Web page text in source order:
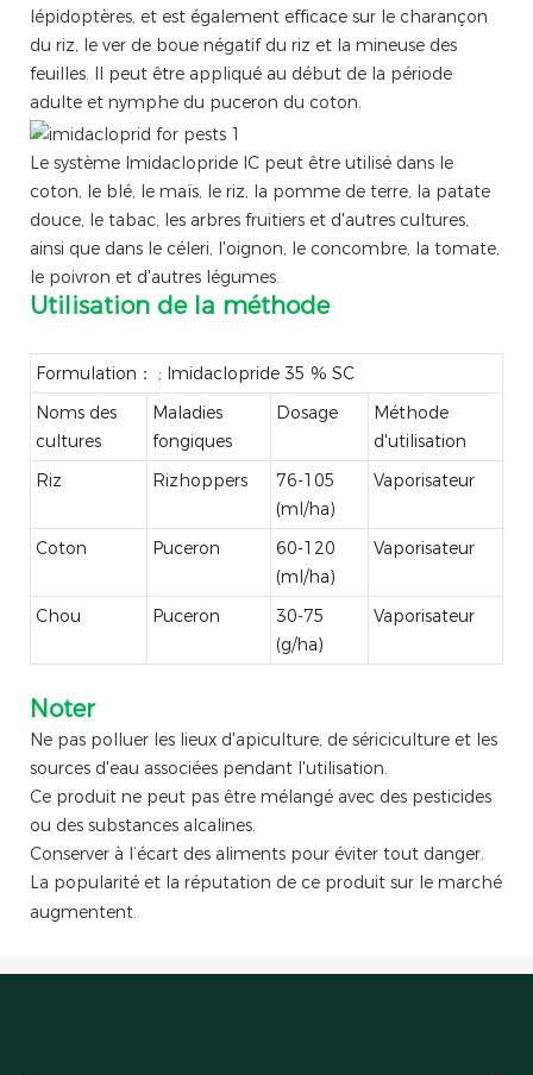
lépidoptères, et est également efficace sur le charançon
du riz, le ver de boue négatif du riz et la mineuse des
feuilles. Il peut être appliqué au début de la période
adulte et nymphe du puceron du coton.
Le système Imidaclopride IC peut être utilisé dans le
coton, le blé, le maïs, le riz, la pomme de terre, la patate
douce, le tabac, les arbres fruitiers et d'autres cultures,
ainsi que dans le céleri, l'oignon, le concombre, la tomate,
le poivron et d'autres légumes.
Utilisation de la méthode
Formulation： ; Imidaclopride 35 % SC
Noms des
cultures
Maladies
fongiques
Dosage
Méthode
d'utilisation
Riz
Rizhoppers
76-105
(ml/ha)
Vaporisateur
Coton Puceron
60-120
(ml/ha)
Vaporisateur
Chou Puceron
30-75
(g/ha)
Vaporisateur
Noter
Ne pas polluer les lieux d'apiculture, de sériciculture et les
sources d'eau associées pendant l'utilisation.
Ce produit ne peut pas être mélangé avec des pesticides
ou des substances alcalines.
Conserver à l’écart des aliments pour éviter tout danger.
La popularité et la réputation de ce produit sur le marché
augmentent.